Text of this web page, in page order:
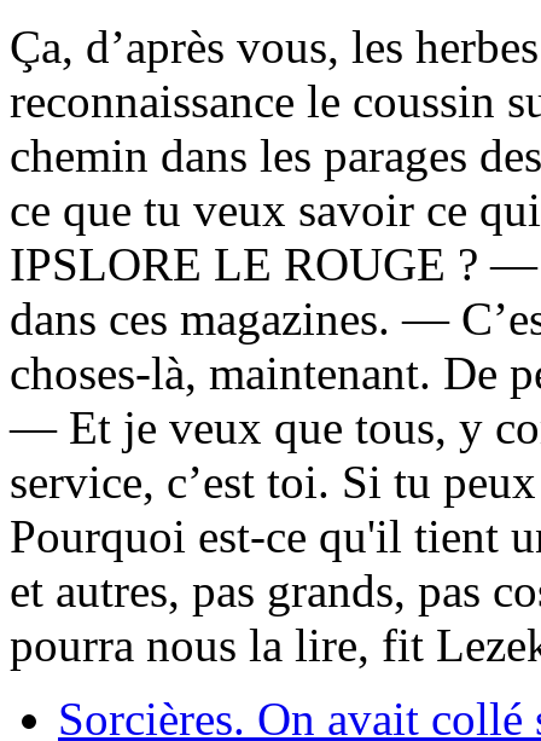
Ça, d’après vous, les
reconnaissance le coussin
chemin dans les parages
ce que tu veux savoir ce
IPSLORE LE ROUGE ? —
dans ces magazines. —
choses-là, maintenant. De
— Et je veux que tous, y
service, c’est toi. Si tu
Pourquoi est-ce qu'il tient
et autres, pas grands, pas
pourra nous la lire, fit
Sorcières. On avait collé